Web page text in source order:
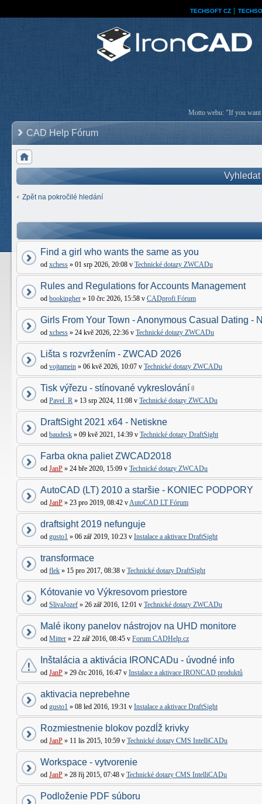
TECHSOFT CZ
Motto webu: "If you want
CAD Help Fórum
Zpět na pokročilé hledání
Find a girl who wants the same as you
od xchess » 01 srp 2026, 20:08 v Technické dotazy ZWCADu
Rules and Regulations for Accounts Management
od bookingher » 10 črc 2026, 15:58 v CADprofi Fórum
Girls From Your Town - Anonymous Casual Dating -
od xchess » 24 kvě 2026, 22:36 v Technické dotazy ZWCADu
Lišta s rozvržením - ZWCAD 2026
od vojtamein » 06 kvě 2026, 10:07 v Technické dotazy ZWCADu
Tisk výřezu - stínované vykreslování
od Pavel_R » 13 srp 2024, 11:08 v Technické dotazy ZWCADu
DraftSight 2021 x64 - Netiskne
od baudesk » 09 kvě 2021, 14:39 v Technické dotazy DraftSight
Farba okna paliet ZWCAD2018
od JanP » 24 bře 2020, 15:09 v Technické dotazy ZWCADu
AutoCAD (LT) 2010 a staršie - KONIEC PODPORY
od JanP » 23 pro 2019, 08:42 vAutoCAD LT Fórum
draftsight 2019 nefunguje
od gusto1 » 06 zář 2019, 10:23 v Instalace a aktivace DraftSight
transformace
od flek » 15 pro 2017, 08:38 v Technické dotazy DraftSight
Kótovanie vo Výkresovom priestore
od SlivaJozef » 26 zář 2016, 12:01 v Technické dotazy ZWCADu
Malé ikony panelov nástrojov na UHD monitore
od Mitter » 22 zář 2016, 08:45 v Forum CADHelp.cz
Inštalácia a aktivácia IRONCADu - úvodné info
od JanP » 29 črc 2016, 16:47 v Instalace a aktivace IRONCAD produktů
aktivacia neprebehne
od gusto1 » 08 led 2016, 19:31 v Instalace a aktivace DraftSight
Rozmiestnenie blokov pozdĺž krivky
od JanP » 11 lis 2015, 10:59 v Technické dotazy CMS IntelliCADu
Workspace - vytvorenie
od JanP » 28 říj 2015, 07:48 v Technické dotazy CMS IntelliCADu
Podloženie PDF súboru